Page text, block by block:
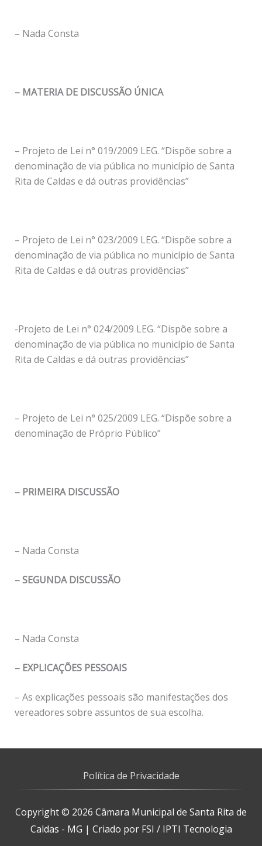
– Nada Consta
– MATERIA DE DISCUSSÃO ÚNICA
– Projeto de Lei n° 019/2009 LEG. “Dispõe sobre a
denominação de via pública no município de Santa
Rita de Caldas e dá outras providências”
– Projeto de Lei n° 023/2009 LEG. “Dispõe sobre a
denominação de via pública no município de Santa
Rita de Caldas e dá outras providências”
-Projeto de Lei n° 024/2009 LEG. “Dispõe sobre a
denominação de via pública no município de Santa
Rita de Caldas e dá outras providências”
– Projeto de Lei n° 025/2009 LEG. “Dispõe sobre a
denominação de Próprio Público”
– PRIMEIRA DISCUSSÃO
– Nada Consta
– SEGUNDA DISCUSSÃO
– Nada Consta
– EXPLICAÇÕES PESSOAIS
– As explicações pessoais são manifestações dos
vereadores sobre assuntos de sua escolha.
Política de Privacidade
Copyright © 2026 Câmara Municipal de Santa Rita de
Caldas - MG | Criado por FSI / IPTI Tecnologia